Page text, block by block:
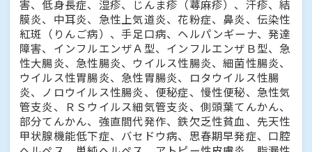
害、低身長症、湿疹、じんま疹（蕁麻疹）、汗疹、結
膜炎、中耳炎、急性上気道炎、花粉症、鼻炎、伝染性
紅斑（りんご病）、手足口病、ヘルパンギーナ、発達
障害、インフルエンザＡ型、インフルエンザＢ型、急
性大腸炎、急性腸炎、ウイルス性腸炎、細菌性腸炎、
ウイルス性胃腸炎、急性胃腸炎、ロタウイルス性腸
炎、ノロウイルス性腸炎、便秘症、慢性便秘、急性気
管支炎、ＲＳウイルス細気管支炎、側頭葉てんかん、
部分てんかん、強直間代発作、鉄欠乏性貧血、先天性
甲状腺機能低下症、バセドウ病、思春期早発症、口腔